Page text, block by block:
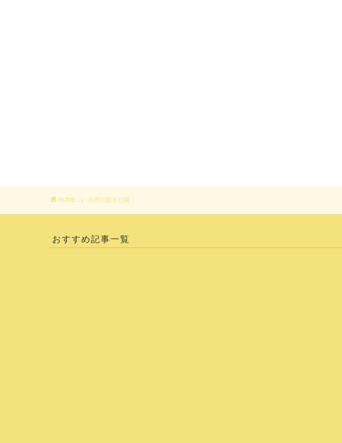
HOME 白田川親水公園
おすすめ記事一覧